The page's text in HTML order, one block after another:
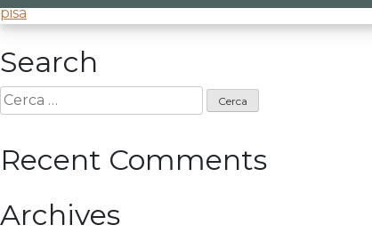
Navigazione
articoli
pisa
Search
Ricerca
per:
Recent Comments
Archives